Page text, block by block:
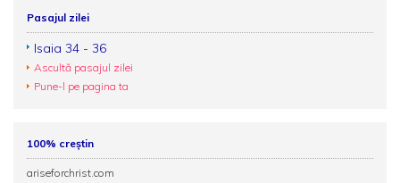
Pasajul zilei
Isaia 34 - 36
Ascultă pasajul zilei
Pune-l pe pagina ta
100% creștin
ariseforchrist.com